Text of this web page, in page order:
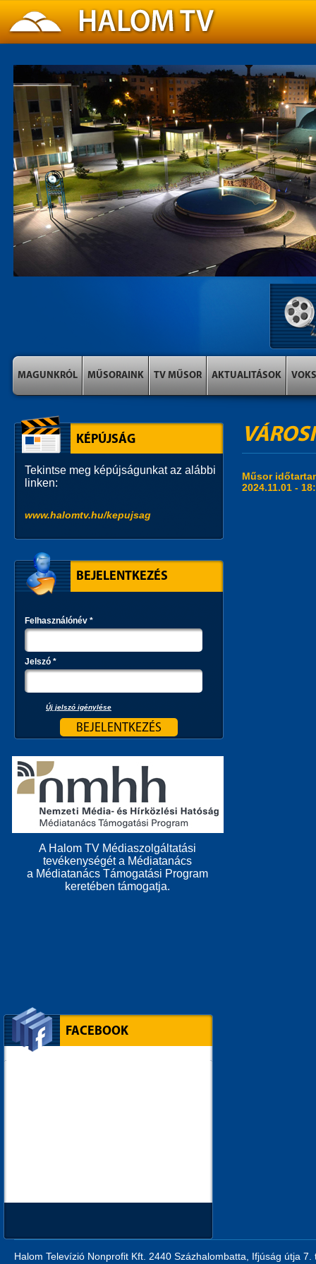
MAGUNKRÓL MŰSORAINK TV MŰSOR AKTUALITÁSOK VOKS
Műsor
2024.11.01 -
KÉPÚJSÁG
Tekintse meg képújságunkat az alábbi
linken:
www.halomtv.hu/kepujsag
BEJELENTKEZÉS
Felhasználónév *
Jelszó *
Új jelszó igénylése
A Halom TV Médiaszolgáltatási
tevékenységét a Médiatanács
a Médiatanács Támogatási Program
keretében támogatja.
FACEBOOK
Halom Televízió Nonprofit Kft. 2440 Százhalombatta, Ifjúság útja